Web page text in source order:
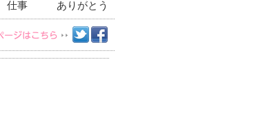
仕事 ありがとう